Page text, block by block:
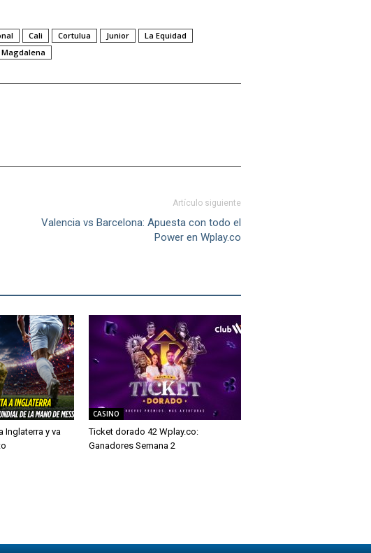
Cali Cortulua Junior
La Equidad
Artículo siguiente
Valencia vs Barcelona: Apuesta con todo el
Power en Wplay.co
Inglaterra y va
CASINO
Ticket dorado 42 Wplay.co:
Ganadores Semana 2